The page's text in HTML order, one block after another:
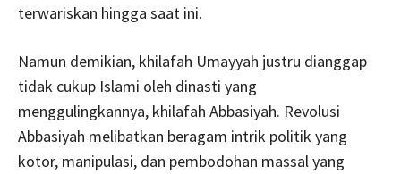
terwariskan hingga saat ini.
Namun demikian, khilafah Umayyah justru dianggap
tidak cukup Islami oleh dinasti yang
menggulingkannya, khilafah Abbasiyah. Revolusi
Abbasiyah melibatkan beragam intrik politik yang
kotor, manipulasi, dan pembodohan massal yang